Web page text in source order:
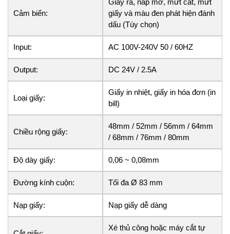
Cảm biến:
Giấy ra, nắp mở, mứt cắt, mứt
giấy và màu đen phát hiện đánh
dấu (Tùy chọn)
Input: AC 100V-240V 50 / 60HZ
Output: DC 24V / 2.5A
Loại giấy:
Giấy in nhiệt, giấy in hóa đơn (in
bill)
Chiều rộng giấy:
48mm / 52mm / 56mm / 64mm
/ 68mm / 76mm / 80mm
Độ dày giấy: 0,06 ~ 0,08mm
Đường kính cuộn: Tối đa Ø 83 mm
Nạp giấy: Nạp giấy dễ dàng
Xé thủ công hoặc máy cắt tự